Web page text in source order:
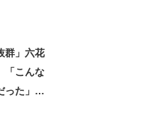
群」六花
「こんな
た」